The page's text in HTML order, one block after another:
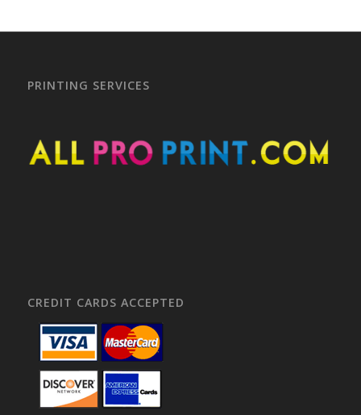
PRINTING SERVICES
CREDIT CARDS ACCEPTED